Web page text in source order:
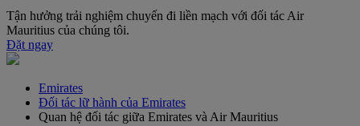
Tận hưởng trải nghiệm chuyến đi liền mạch với đối tác Air
Mauritius của chúng tôi.
Đặt ngay
Emirates
Đối tác lữ hành của Emirates
Quan hệ đối tác giữa Emirates và Air Mauritius